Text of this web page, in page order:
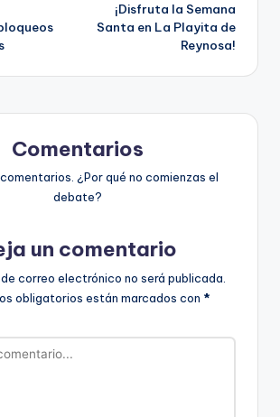
¡Disfruta la Semana
Santa en La Playita de
Reynosa!
Comentarios
¿Por qué no comienzas el
debate?
un comentario
correo electrónico no será publicada.
obligatorios están marcados con *